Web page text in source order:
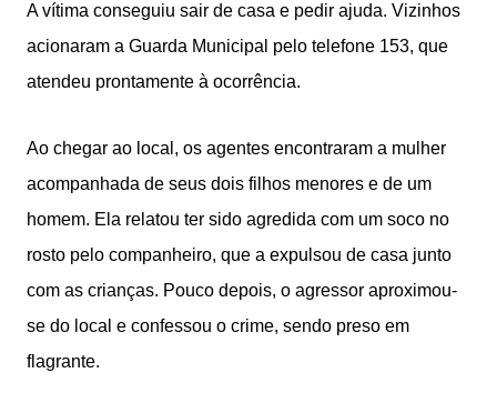
A vítima conseguiu sair de casa e pedir ajuda. Vizinhos
acionaram a Guarda Municipal pelo telefone 153, que
atendeu prontamente à ocorrência.
Ao chegar ao local, os agentes encontraram a mulher
acompanhada de seus dois filhos menores e de um
homem. Ela relatou ter sido agredida com um soco no
rosto pelo companheiro, que a expulsou de casa junto
com as crianças. Pouco depois, o agressor aproximou-
se do local e confessou o crime, sendo preso em
flagrante.